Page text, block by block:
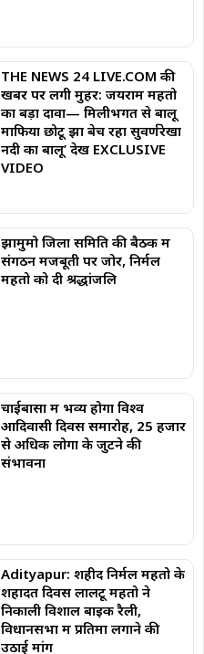
THE NEWS 24 LIVE.COM की
खबर पर लगी मुहर: जयराम महतो
का बड़ा दावा— मिलीभगत से बालू
माफिया छोटू झा बेच रहा सुवर्णरेखा
नदी का बालू’ देखें EXCLUSIVE
VIDEO
झामुमो जिला समिति की बैठक में
संगठन मजबूती पर जोर, निर्मल
महतो को दी श्रद्धांजलि
चाईबासा में भव्य होगा विश्व
आदिवासी दिवस समारोह, 25 हजार
से अधिक लोगों के जुटने की
संभावना
Adityapur: शहीद निर्मल महतो के
शहादत दिवस लालटू महतो ने
निकाली विशाल बाइक रैली,
विधानसभा में प्रतिमा लगाने की
उठाई मांग